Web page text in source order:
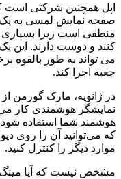
اپل همچنین شرکتی است
صفحه نمایش لمسی به
کنند و دوست دارند. این
جعبه اجرا کند.
در ژانویه، مارک گورمن
نمایشگر هوشمندی کار می
هوشمند شما استفاده
که می‌توانید آن را روی
موارد دیگر را کنترل کنید.
مشخص نیست که آیا